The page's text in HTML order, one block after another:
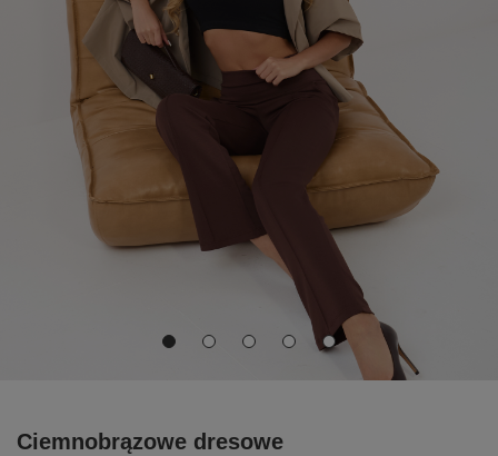
Ciemnobrązowe dresowe